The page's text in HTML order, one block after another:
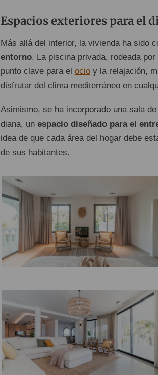
Espacios exteriores para el
Más allá del interior, la vivienda ha sido
entorno. La piscina privada, rodeada
punto clave para el ocioy la relajación,
disfrutar del clima mediterráneo en
Asimismo, se ha incorporado una sala
diana, un espacio diseñado para el
idea de que cada área del hogar debe
de sus habitantes.